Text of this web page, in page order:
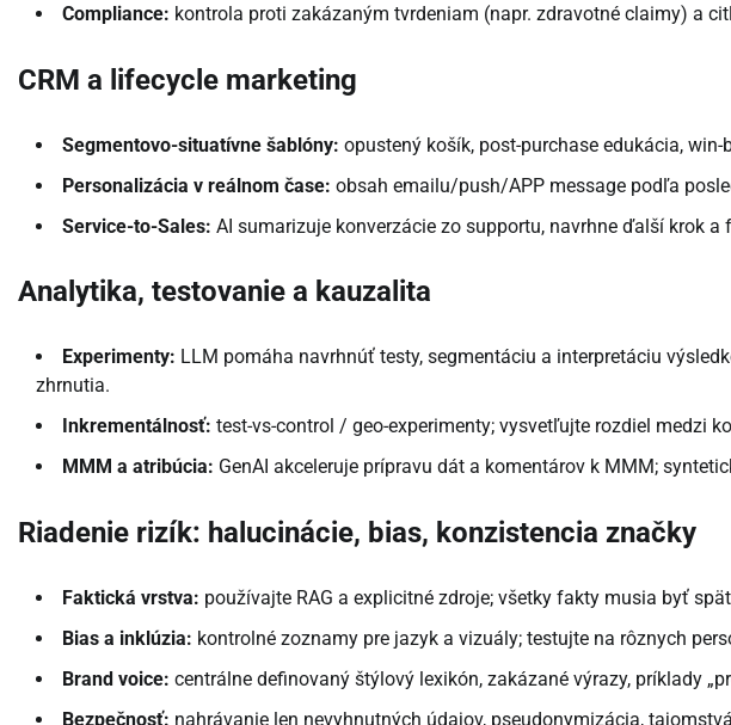
Compliance: kontrola proti zakázaným tvrdeniam (napr. zdravotné claimy) a
CRM a lifecycle marketing
Segmentovo-situatívne šablóny: opustený košík, post-purchase edukácia,
Personalizácia v reálnom čase: obsah emailu/push/APP message podľa
Service-to-Sales: AI sumarizuje konverzácie zo supportu, navrhne ďalší krok a
Analytika, testovanie a kauzalita
Experimenty: LLM pomáha navrhnúť testy, segmentáciu a interpretáciu
zhrnutia.
Inkrementálnosť: test-vs-control / geo-experimenty; vysvetľujte rozdiel medzi
MMM a atribúcia: GenAI akceleruje prípravu dát a komentárov k MMM;
Riadenie rizík: halucinácie, bias, konzistencia značky
Faktická vrstva: používajte RAG a explicitné zdroje; všetky fakty musia byť
Bias a inklúzia: kontrolné zoznamy pre jazyk a vizuály; testujte na rôznych
Brand voice: centrálne definovaný štýlový lexikón, zakázané výrazy, príklady
Bezpečnosť: nahrávanie len nevyhnutných údajov, pseudonymizácia,